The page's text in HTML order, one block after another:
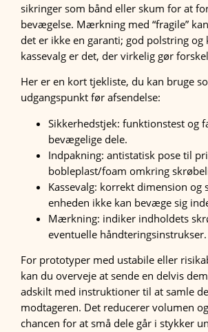
sikringer som bånd eller skum for at
bevægelse. Mærkning med “fragile”
det er ikke en garanti; god polstring og
kassevalg er det, der virkelig gør
Her er en kort tjekliste, du kan bruge
udgangspunkt før afsendelse:
Sikkerhedstjek: funktionstest og
bevægelige dele.
Indpakning: antistatisk pose til
bobleplast/foam omkring
Kassevalg: korrekt dimension og
enheden ikke kan bevæge sig
Mærkning: indiker indholdets
eventuelle håndteringsinstrukser.
For prototyper med ustabile eller
kan du overveje at sende en delvis
adskilt med instruktioner til at samle
modtageren. Det reducerer volumen
chancen for at små dele går i stykker